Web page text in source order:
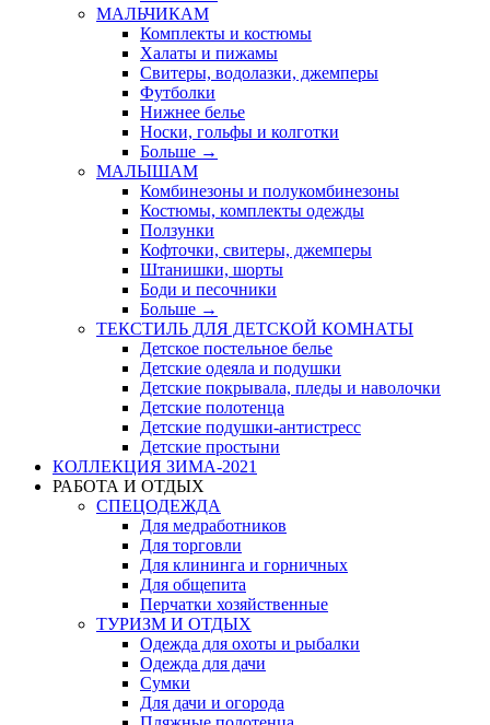
МАЛЬЧИКАМ
Комплекты и костюмы
Халаты и пижамы
Свитеры, водолазки, джемперы
Футболки
Нижнее белье
Носки, гольфы и колготки
Больше →
МАЛЫШАМ
Комбинезоны и полукомбинезоны
Костюмы, комплекты одежды
Ползунки
Кофточки, свитеры, джемперы
Штанишки, шорты
Боди и песочники
Больше →
ТЕКСТИЛЬ ДЛЯ ДЕТСКОЙ КОМНАТЫ
Детское постельное белье
Детские одеяла и подушки
Детские покрывала, пледы и наволочки
Детские полотенца
Детские подушки-антистресс
Детские простыни
КОЛЛЕКЦИЯ ЗИМА-2021
РАБОТА И ОТДЫХ
СПЕЦОДЕЖДА
Для медработников
Для торговли
Для клининга и горничных
Для общепита
Перчатки хозяйственные
ТУРИЗМ И ОТДЫХ
Одежда для охоты и рыбалки
Одежда для дачи
Сумки
Для дачи и огорода